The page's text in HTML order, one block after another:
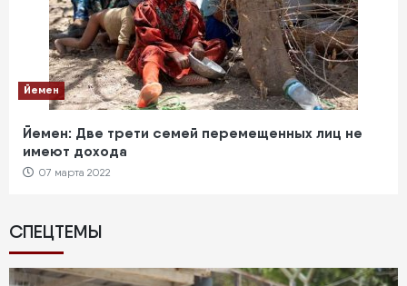
Йемен
Йемен: Две трети семей перемещенных лиц не
имеют дохода
07 марта 2022
СПЕЦТЕМЫ